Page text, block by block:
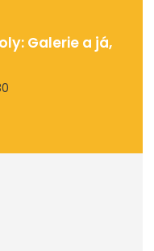
Galerie a já,